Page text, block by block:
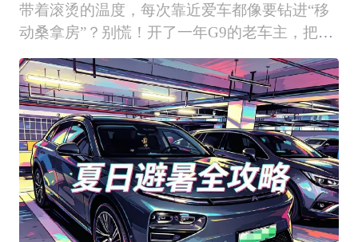
带着滚烫的温度，每次靠近爱车都像要钻进“移
动桑拿房”？别慌！开了一年G9的老车主，把亲
测有效的避暑妙招全整理好了，从远程控车到车
内好物，让你告别闷热，清凉一整个夏天！🌞
上车前的“救命操作”，10分钟告别蒸笼模式夏天
的车停在户外，方向盘烫得不敢碰、座椅热